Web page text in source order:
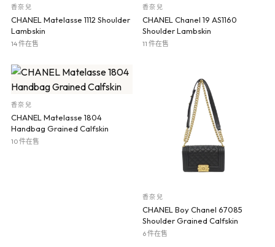
香奈兒
CHANEL Matelasse 1112 Shoulder
Lambskin
14 件在售
香奈兒
CHANEL Chanel 19 AS1160
Shoulder Lambskin
11 件在售
香奈兒
CHANEL Matelasse 1804
Handbag Grained Calfskin
10 件在售
香奈兒
CHANEL Boy Chanel 67085
Shoulder Grained Calfskin
6 件在售